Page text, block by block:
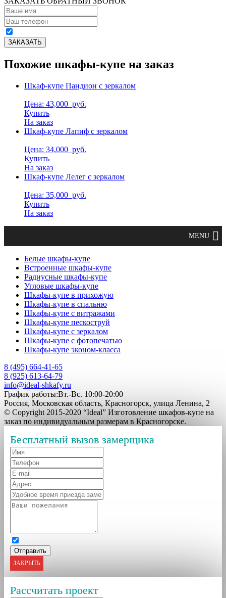
Похожие шкафы-купе на заказ
Шкаф-купе Пандион с зеркалом
Цена: 43,000 руб.
Купить
На заказ
Шкаф-купе Лапиф с зеркалом
Цена: 34,000 руб.
Купить
На заказ
Шкаф-купе Лелег с зеркалом
Цена: 35,000 руб.
Купить
На заказ
Белые шкафы-купе
Встроенные шкафы-купе
Радиусные шкафы-купе
Угловые шкафы-купе
Шкафы-купе в прихожую
Шкафы-купе в спальню
Шкафы-купе с витражами
Шкафы-купе пескоструй
Шкафы-купе с зеркалом
Шкафы-купе с фотопечатью
Шкафы-купе эконом-класса
8 (495) 664-41-65
8 (925) 613-64-79
info@ideal-shkafy.ru
График работы:Вт.-Вс. 10:00-20:00
Россия, Московская область, Красногорск, улица Ленина, 2
© Copyright 2015-2020 “Ideal” Изготовление шкафов-купе на
заказ по индивидуальным размерам в Красногорске.
Бесплатный вызов замерщика
ЗАКРЫТЬ
Рассчитать проект